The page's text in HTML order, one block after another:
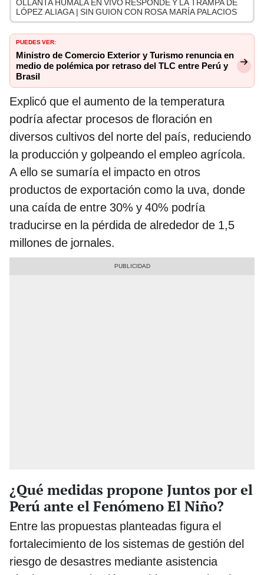
OLLANTA HUMALA EN VIVO RESPONDE Y LA TRAMPA DE
LÓPEZ ALIAGA | SIN GUION CON ROSA MARÍA PALACIOS
PUEDES VER:
Ministro de Comercio Exterior y Turismo renuncia en
medio de polémica por retraso del TLC entre Perú y
Brasil
Explicó que el aumento de la temperatura
podría afectar procesos de floración en
diversos cultivos del norte del país, reduciendo
la producción y golpeando el empleo agrícola.
A ello se sumaría el impacto en otros
productos de exportación como la uva, donde
una caída de entre 30% y 40% podría
traducirse en la pérdida de alrededor de 1,5
millones de jornales.
¿Qué medidas propone Juntos por el
Perú ante el Fenómeno El Niño?
Entre las propuestas planteadas figura el
fortalecimiento de los sistemas de gestión del
riesgo de desastres mediante asistencia